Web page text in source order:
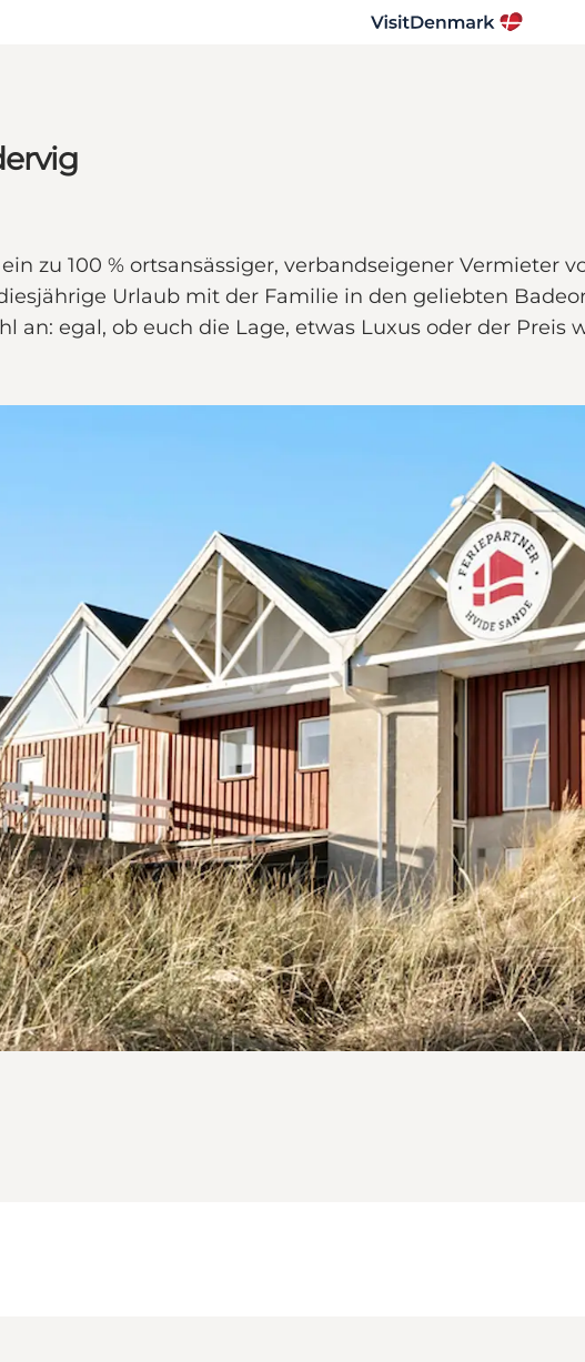
zu 100 % ortsansässiger, verbandseigener Vermieter
Urlaub mit der Familie in den geliebten
an: egal, ob euch die Lage, etwas Luxus oder der